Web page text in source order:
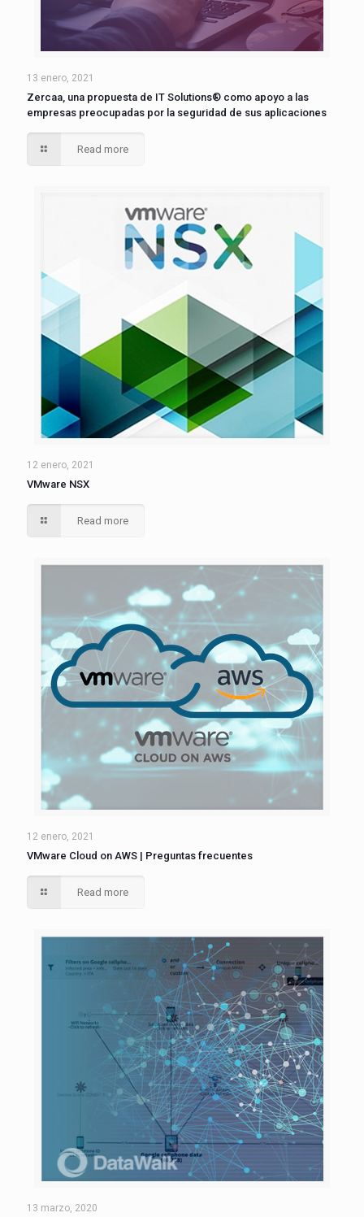
13 enero, 2021
Zercaa, una propuesta de IT Solutions® como apoyo a las
empresas preocupadas por la seguridad de sus aplicaciones
Read more
12 enero, 2021
VMware NSX
Read more
12 enero, 2021
VMware Cloud on AWS | Preguntas frecuentes
Read more
13 marzo, 2020